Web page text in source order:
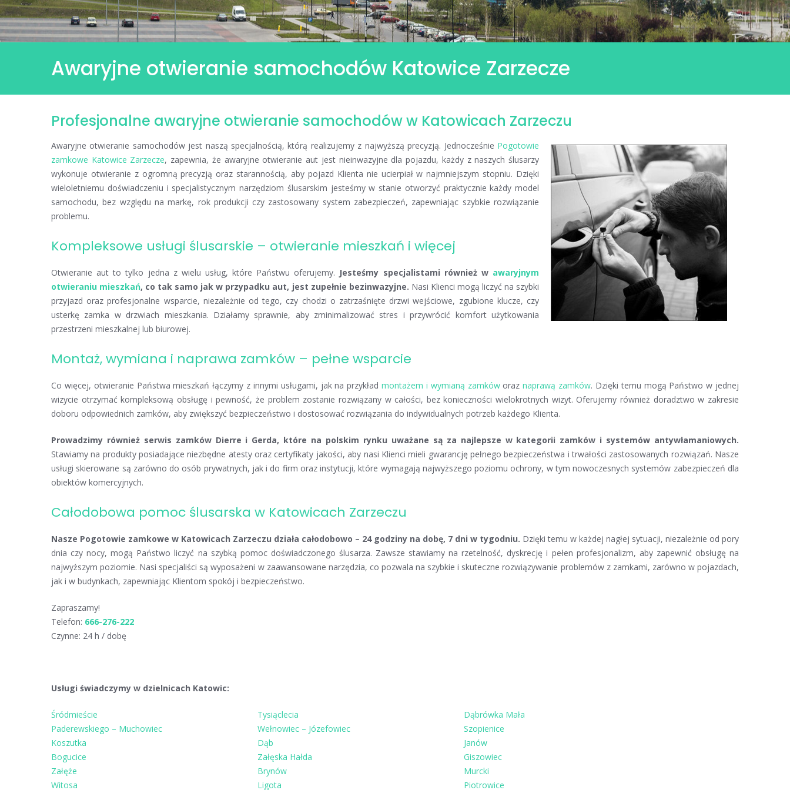
Awaryjne otwieranie samochodów Katowice Zarzecze
Awaryjne
otwieranie
samochodów
Katowice
Zarzecze
Profesjonalne awaryjne otwieranie samochodów w Katowicach Zarzeczu
Awaryjne otwieranie samochodów jest naszą specjalnością, którą realizujemy z najwyższą precyzją. Jednocześnie Pogotowie
zamkowe Katowice Zarzecze, zapewnia, że awaryjne otwieranie aut jest nieinwazyjne dla pojazdu, każdy z naszych ślusarzy
wykonuje otwieranie z ogromną precyzją oraz starannością, aby pojazd Klienta nie ucierpiał w najmniejszym stopniu. Dzięki
wieloletniemu doświadczeniu i specjalistycznym narzędziom ślusarskim jesteśmy w stanie otworzyć praktycznie każdy model
samochodu, bez względu na markę, rok produkcji czy zastosowany system zabezpieczeń, zapewniając szybkie rozwiązanie
problemu.
Kompleksowe usługi ślusarskie – otwieranie mieszkań i więcej
Otwieranie aut to tylko jedna z wielu usług, które Państwu oferujemy. Jesteśmy specjalistami również w awaryjnym
otwieraniu mieszkań, co tak samo jak w przypadku aut, jest zupełnie bezinwazyjne. Nasi Klienci mogą liczyć na szybki
przyjazd oraz profesjonalne wsparcie, niezależnie od tego, czy chodzi o zatrzaśnięte drzwi wejściowe, zgubione klucze, czy
usterkę zamka w drzwiach mieszkania. Działamy sprawnie, aby zminimalizować stres i przywrócić komfort użytkowania
przestrzeni mieszkalnej lub biurowej.
Montaż, wymiana i naprawa zamków – pełne wsparcie
Co więcej, otwieranie Państwa mieszkań łączymy z innymi usługami, jak na przykład montażem i wymianą zamkóworaznaprawą zamków. Dzięki temu mogą Państwo w jednej
wizycie otrzymać kompleksową obsługę i pewność, że problem zostanie rozwiązany w całości, bez konieczności wielokrotnych wizyt. Oferujemy również doradztwo w zakresie
doboru odpowiednich zamków, aby zwiększyć bezpieczeństwo i dostosować rozwiązania do indywidualnych potrzeb każdego Klienta.
Prowadzimy również serwis zamków Dierre i Gerda, które na polskim rynku uważane są za najlepsze w kategorii zamków i systemów antywłamaniowych.
Stawiamy na produkty posiadające niezbędne atesty oraz certyfikaty jakości, aby nasi Klienci mieli gwarancję pełnego bezpieczeństwa i trwałości zastosowanych rozwiązań. Nasze
usługi skierowane są zarówno do osób prywatnych, jak i do firm oraz instytucji, które wymagają najwyższego poziomu ochrony, w tym nowoczesnych systemów zabezpieczeń dla
obiektów komercyjnych.
Całodobowa pomoc ślusarska w Katowicach Zarzeczu
Nasze Pogotowie zamkowe w Katowicach Zarzeczu działa całodobowo – 24 godziny na dobę, 7 dni w tygodniu. Dzięki temu w każdej nagłej sytuacji, niezależnie od pory
dnia czy nocy, mogą Państwo liczyć na szybką pomoc doświadczonego ślusarza. Zawsze stawiamy na rzetelność, dyskrecję i pełen profesjonalizm, aby zapewnić obsługę na
najwyższym poziomie. Nasi specjaliści są wyposażeni w zaawansowane narzędzia, co pozwala na szybkie i skuteczne rozwiązywanie problemów z zamkami, zarówno w pojazdach,
jak i w budynkach, zapewniając Klientom spokój i bezpieczeństwo.
Zapraszamy!
Telefon: 666-276-222
Czynne: 24 h / dobę
Usługi świadczymy w dzielnicach Katowic:
Śródmieście
Paderewskiego – Muchowiec
Koszutka
Bogucice
Załęże
Witosa
Tysiąclecia
Wełnowiec – Józefowiec
Dąb
Załęska Hałda
Brynów
Ligota
Dąbrówka Mała
Szopienice
Janów
Giszowiec
Murcki
Piotrowice